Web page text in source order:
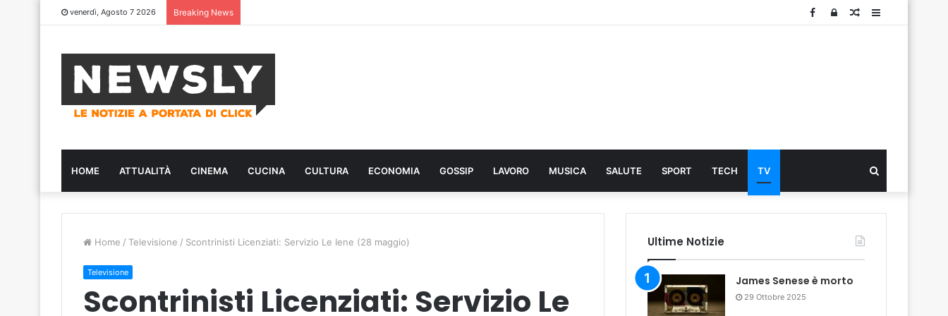
venerdì, Agosto 7 2026 Breaking News Sidebar
Articolo
Log
Facebook
HOME ATTUALITÀ CINEMA CUCINA CULTURA ECONOMIA GOSSIP LAVORO MUSICA SALUTE SPORT TECH TV
...
Home / Televisione / Scontrinisti Licenziati: Servizio Le Iene (28 maggio)
Televisione
Scontrinisti Licenziati: Servizio Le
Ultime Notizie
James Senese è morto
29 Ottobre 2025